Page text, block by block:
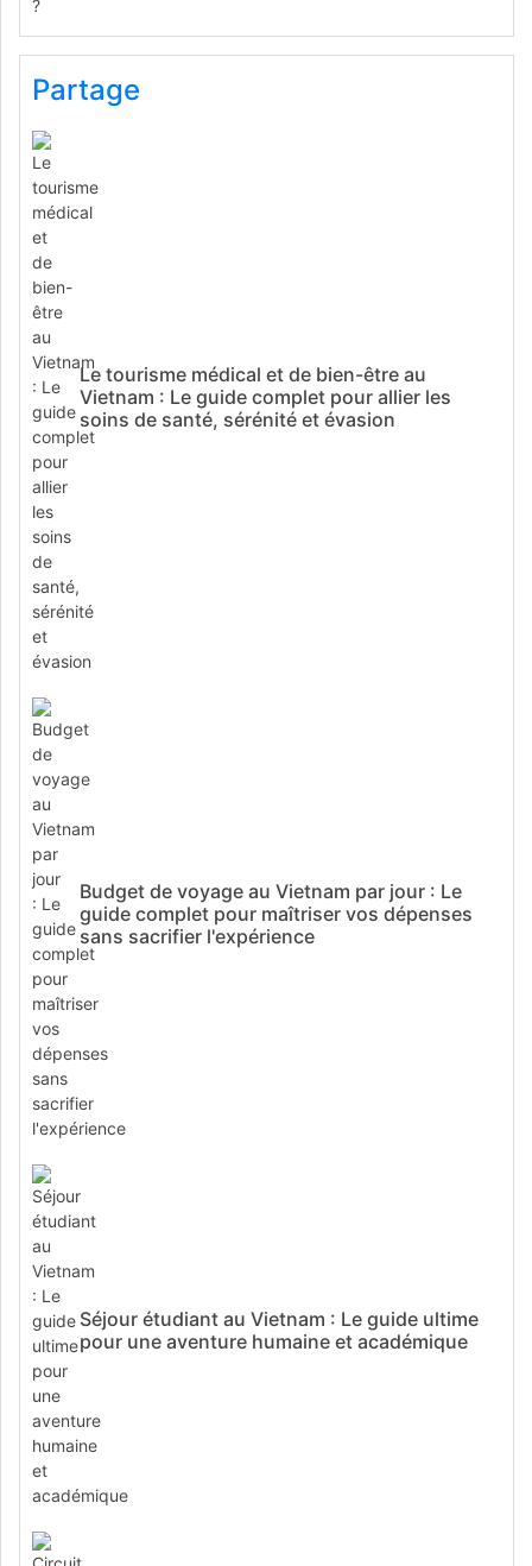
Partage
Le tourisme médical et de bien-être au
Vietnam : Le guide complet pour allier les
soins de santé, sérénité et évasion
Budget de voyage au Vietnam par jour : Le
guide complet pour maîtriser vos dépenses
sans sacrifier l'expérience
Séjour étudiant au Vietnam : Le guide ultime
pour une aventure humaine et académique